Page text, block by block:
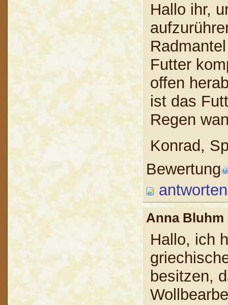
Hallo ihr,
Futter
offen
ist das
Regen
Konrad,
Bewertung
antworten
Anna
Hallo, ich
besitzen,